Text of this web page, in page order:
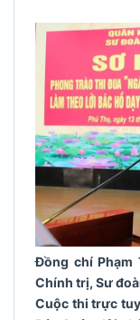
Đồng chí Phạm
Chính trị, Sư
Cuộc thi trực